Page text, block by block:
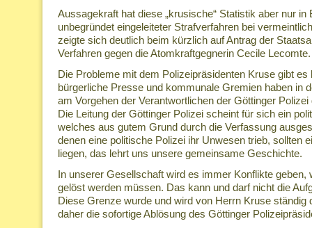
Aussagekraft hat diese „krusische“ Statistik aber nur in
unbegründet eingeleiteter Strafverfahren bei
zeigte sich deutlich beim kürzlich auf Antrag der
Verfahren gegen die Atomkraftgegnerin Cecile Lecomte.
Die Probleme mit dem Polizeipräsidenten Kruse gibt
bürgerliche Presse und kommunale Gremien haben in
am Vorgehen der Verantwortlichen der Göttinger Polizei
Die Leitung der Göttinger Polizei scheint für sich ein
welches aus gutem Grund durch die Verfassung
denen eine politische Polizei ihr Unwesen trieb, sollten
liegen, das lehrt uns unsere gemeinsame Geschichte.
In unserer Gesellschaft wird es immer Konflikte geben,
gelöst werden müssen. Das kann und darf nicht die
Diese Grenze wurde und wird von Herrn Kruse ständig
daher die sofortige Ablösung des Göttinger